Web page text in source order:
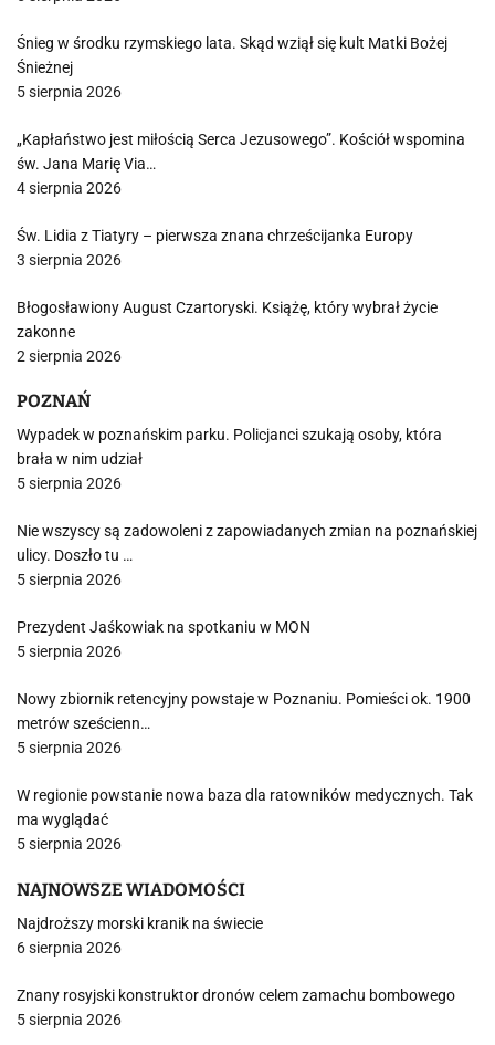
Śnieg w środku rzymskiego lata. Skąd wziął się kult Matki Bożej
Śnieżnej
5 sierpnia 2026
„Kapłaństwo jest miłością Serca Jezusowego”. Kościół wspomina
św. Jana Marię Via…
4 sierpnia 2026
Św. Lidia z Tiatyry – pierwsza znana chrześcijanka Europy
3 sierpnia 2026
Błogosławiony August Czartoryski. Książę, który wybrał życie
zakonne
2 sierpnia 2026
POZNAŃ
Wypadek w poznańskim parku. Policjanci szukają osoby, która
brała w nim udział
5 sierpnia 2026
Nie wszyscy są zadowoleni z zapowiadanych zmian na poznańskiej
ulicy. Doszło tu …
5 sierpnia 2026
Prezydent Jaśkowiak na spotkaniu w MON
5 sierpnia 2026
Nowy zbiornik retencyjny powstaje w Poznaniu. Pomieści ok. 1900
metrów sześcienn…
5 sierpnia 2026
W regionie powstanie nowa baza dla ratowników medycznych. Tak
ma wyglądać
5 sierpnia 2026
NAJNOWSZE WIADOMOŚCI
Najdroższy morski kranik na świecie
6 sierpnia 2026
Znany rosyjski konstruktor dronów celem zamachu bombowego
5 sierpnia 2026